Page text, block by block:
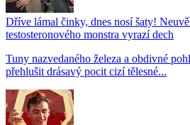
Dříve lámal činky, dnes nosí šaty!
testosteronového monstra vyrazí dech
Tuny nazvedaného železa a obdivné
přehlušit drásavý pocit cizí tělesné...